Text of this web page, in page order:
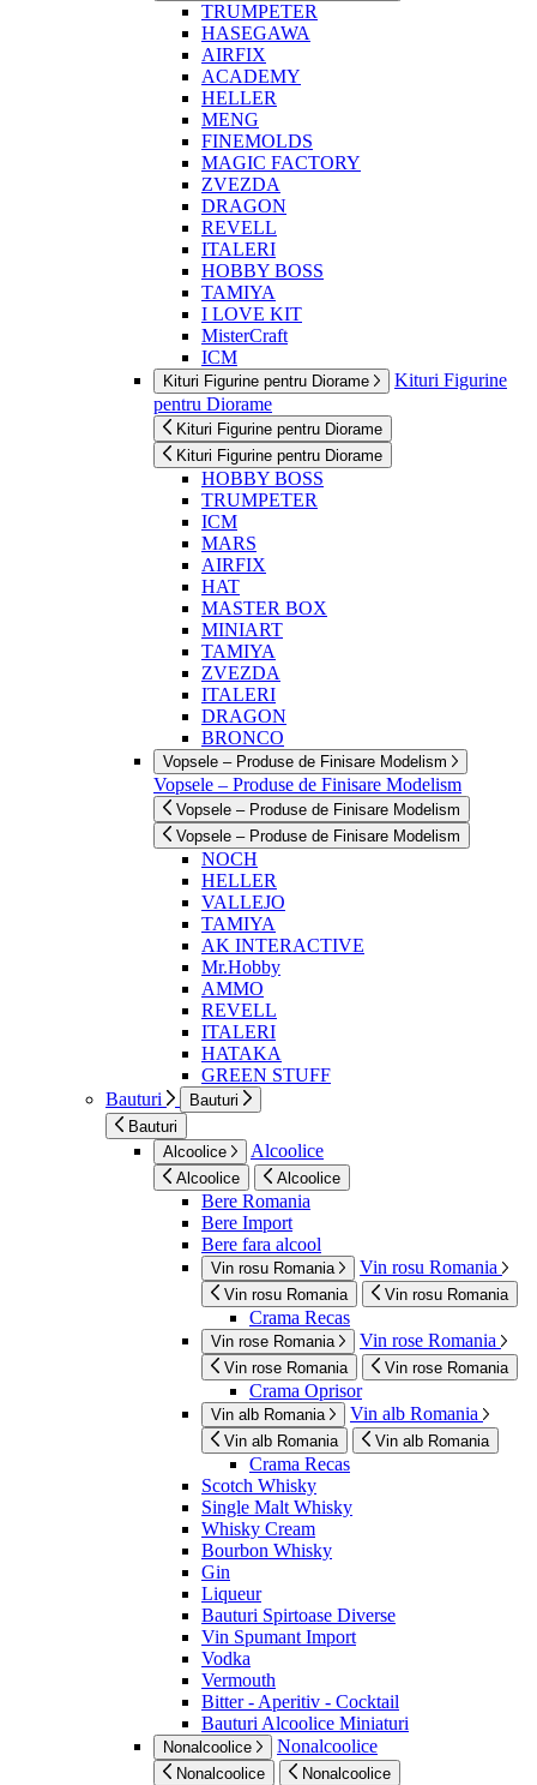
TRUMPETER
HASEGAWA
AIRFIX
ACADEMY
HELLER
MENG
FINEMOLDS
MAGIC FACTORY
ZVEZDA
DRAGON
REVELL
ITALERI
HOBBY BOSS
TAMIYA
I LOVE KIT
MisterCraft
ICM
Kituri Figurine pentru Diorame
Kituri Figurine
pentru Diorame
Kituri Figurine pentru Diorame
Kituri Figurine pentru Diorame
HOBBY BOSS
TRUMPETER
ICM
MARS
AIRFIX
HAT
MASTER BOX
MINIART
TAMIYA
ZVEZDA
ITALERI
DRAGON
BRONCO
Vopsele – Produse de Finisare Modelism
Vopsele – Produse de Finisare Modelism
Vopsele – Produse de Finisare Modelism
Vopsele – Produse de Finisare Modelism
NOCH
HELLER
VALLEJO
TAMIYA
AK INTERACTIVE
Mr.Hobby
AMMO
REVELL
ITALERI
HATAKA
GREEN STUFF
Bauturi
Bauturi
Bauturi
Alcoolice
Alcoolice
Alcoolice Alcoolice
Bere Romania
Bere Import
Bere fara alcool
Vin rosu Romania Vin rosu Romania
Vin rosu Romania Vin rosu Romania
Crama Recas
Vin rose Romania Vin rose Romania
Vin rose Romania Vin rose Romania
Crama Oprisor
Vin alb Romania Vin alb Romania
Vin alb Romania Vin alb Romania
Crama Recas
Scotch Whisky
Single Malt Whisky
Whisky Cream
Bourbon Whisky
Gin
Liqueur
Bauturi Spirtoase Diverse
Vin Spumant Import
Vodka
Vermouth
Bitter - Aperitiv - Cocktail
Bauturi Alcoolice Miniaturi
Nonalcoolice Nonalcoolice
Nonalcoolice Nonalcoolice